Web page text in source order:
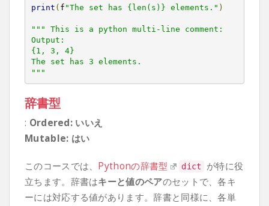
print ( f "The set has {len(s)} elements." )
""" This is a python multi-line comment:
Output:
{1, 3, 4}
The set has 3 elements.
"""
辞書型
: Ordered: いいえ
Mutable: はい
このコースでは、 Pythonの辞書型 dict
が特に役
立ちます。辞書はキーと値のペアのセットで、各キ
ーには対応する値があります。辞書と同様に、各単